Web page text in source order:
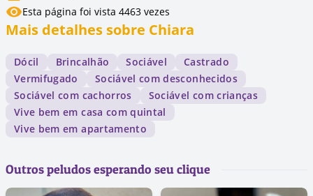
Esta página foi vista 4463 vezes
Mais detalhes sobre Chiara
Dócil Brincalhão Sociável
Castrado
Vermifugado
Sociável com desconhecidos
Sociável com cachorros
Sociável com crianças
Vive bem em casa com quintal
Vive bem em apartamento
Outros peludos esperando seu clique